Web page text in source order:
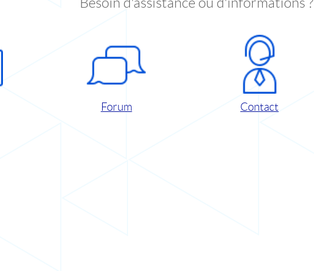
Besoin d'assistance ou d'informations ?
Forum Contact